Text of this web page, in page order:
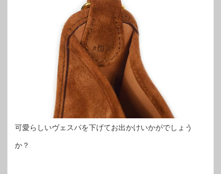
可愛らしいヴェスパを下げてお出かけいかがでしょう
か？